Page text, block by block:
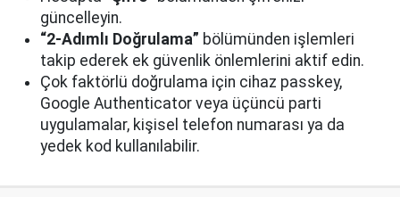
güncelleyin.
“2-Adımlı Doğrulama” bölümünden işlemleri
takip ederek ek güvenlik önlemlerini aktif edin.
Çok faktörlü doğrulama için cihaz passkey,
Google Authenticator veya üçüncü parti
uygulamalar, kişisel telefon numarası ya da
yedek kod kullanılabilir.